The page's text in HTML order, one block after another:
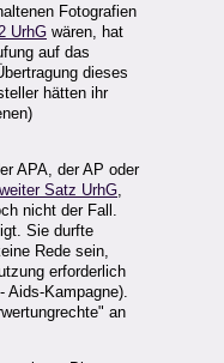
Fotografien
UrhG wären, hat
auf das
dieses
hätten ihr
APA, der AP oder
Satz UrhG
nicht der Fall.
Sie durfte
Rede sein,
erforderlich
Kampagne).
an